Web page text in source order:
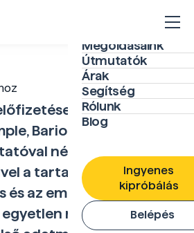
Megoldásaink
Útmutatók
Árak
Segítség
Rólunk
Blog
Ingyenes
kipróbálás
Belépés
vagy tagsági
Barion vagy Stripe
néhány
a tartalomhozzáférés,
az email
rendszerben